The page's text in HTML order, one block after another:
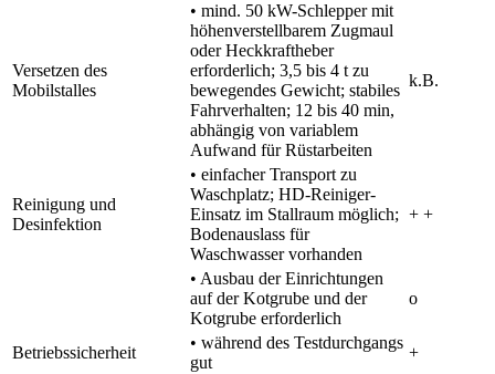
Versetzen des
Mobilstalles
• mind. 50 kW-Schlepper mit
höhenverstellbarem Zugmaul
oder Heckkraftheber
erforderlich; 3,5 bis 4 t zu
bewegendes Gewicht; stabiles
Fahrverhalten; 12 bis 40 min,
abhängig von variablem
Aufwand für Rüstarbeiten
k.B.
Reinigung und
Desinfektion
• einfacher Transport zu
Waschplatz; HD-Reiniger-
Einsatz im Stallraum möglich;
Bodenauslass für
Waschwasser vorhanden
+ +
• Ausbau der Einrichtungen
auf der Kotgrube und der
Kotgrube erforderlich
o
Betriebssicherheit
• während des Testdurchgangs
gut
+